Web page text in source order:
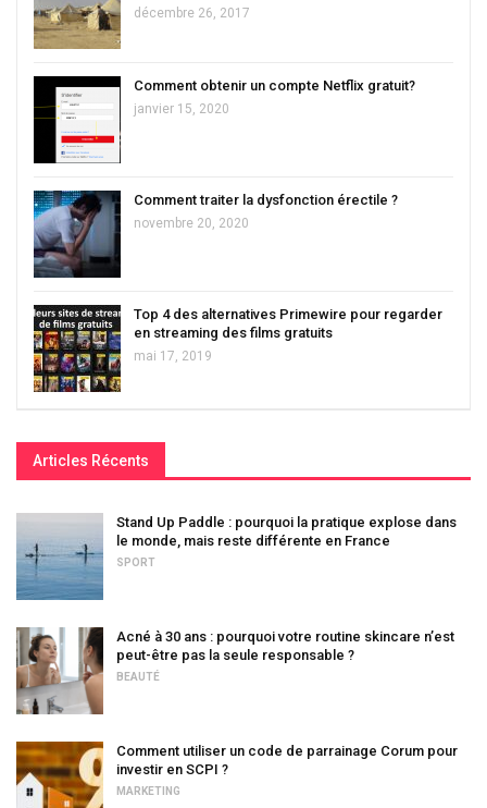
décembre 26, 2017
Comment obtenir un compte Netflix gratuit?
janvier 15, 2020
Comment traiter la dysfonction érectile ?
novembre 20, 2020
Top 4 des alternatives Primewire pour regarder
en streaming des films gratuits
mai 17, 2019
Articles Récents
Stand Up Paddle : pourquoi la pratique explose dans
le monde, mais reste différente en France
SPORT
Acné à 30 ans : pourquoi votre routine skincare n’est
peut-être pas la seule responsable ?
BEAUTÉ
Comment utiliser un code de parrainage Corum pour
investir en SCPI ?
MARKETING